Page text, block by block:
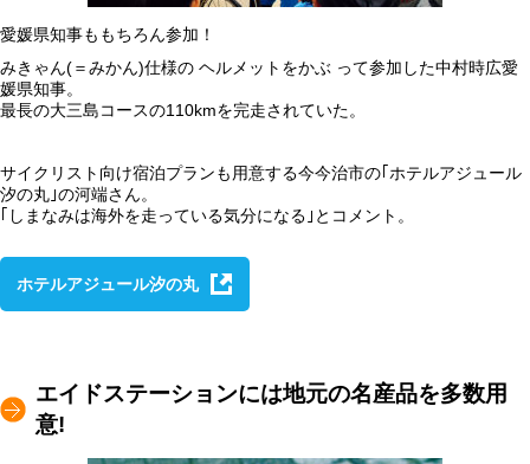
愛媛県知事ももちろん参加！
みきゃん(＝みかん)仕様の ヘルメットをかぶ って参加した中村時広愛
媛県知事。
最長の大三島コースの110kmを完走されていた。
サイクリスト向け宿泊プランも用意する今今治市の｢ホテルアジュール
汐の丸｣の河端さん。
｢しまなみは海外を走っている気分になる｣とコメント。
ホテルアジュール汐の丸
エイドステーションには地元の名産品を多数用
意!